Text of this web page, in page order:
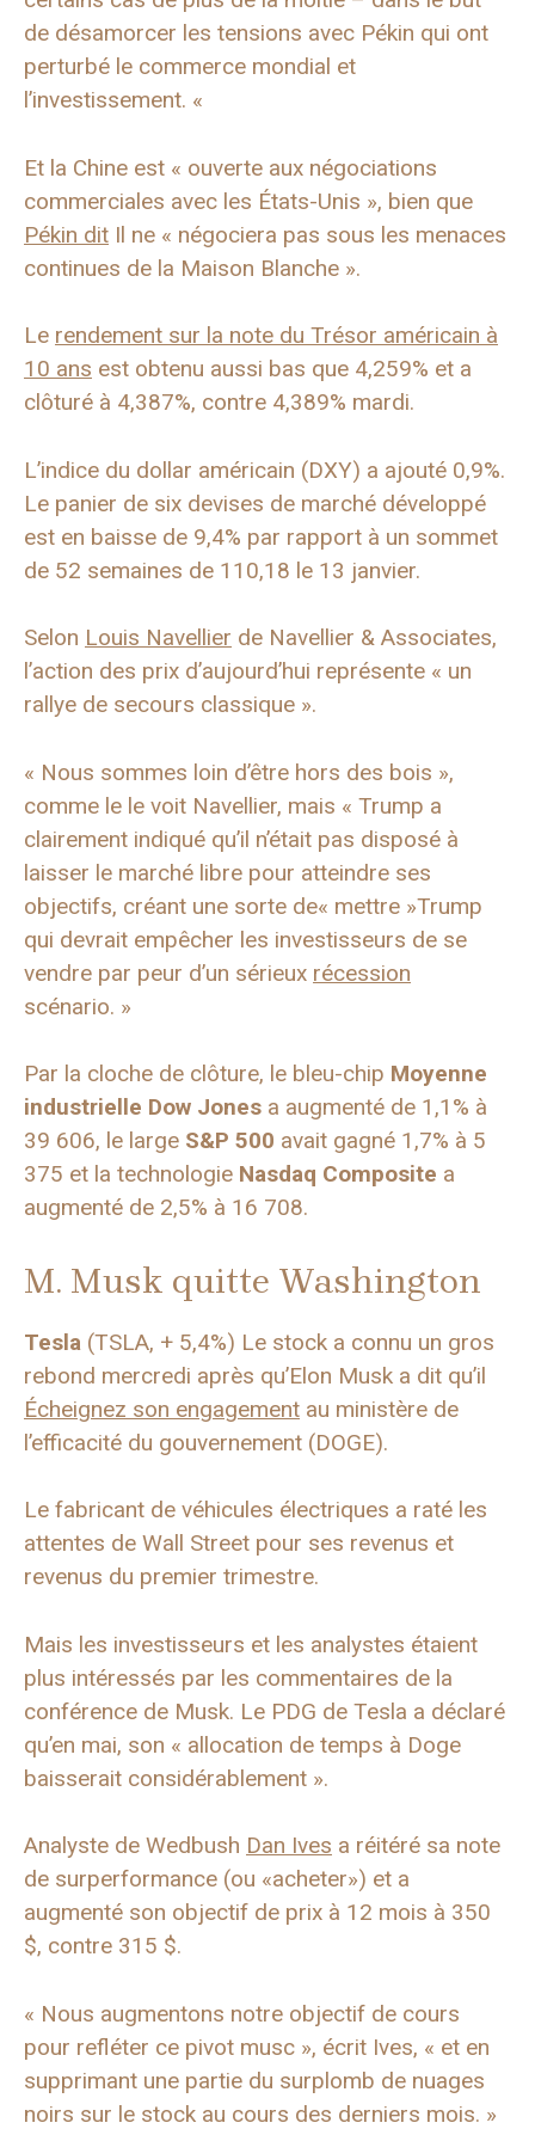
de désamorcer les tensions avec Pékin qui ont
perturbé le commerce mondial et
l’investissement. «
Et la Chine est « ouverte aux négociations
commerciales avec les États-Unis », bien que
Pékin dit Il ne « négociera pas sous les menaces
continues de la Maison Blanche ».
Le rendement sur la note du Trésor américain à
10 ans est obtenu aussi bas que 4,259% et a
clôturé à 4,387%, contre 4,389% mardi.
L’indice du dollar américain (DXY) a ajouté 0,9%.
Le panier de six devises de marché développé
est en baisse de 9,4% par rapport à un sommet
de 52 semaines de 110,18 le 13 janvier.
Selon Louis Navellier de Navellier & Associates,
l’action des prix d’aujourd’hui représente « un
rallye de secours classique ».
« Nous sommes loin d’être hors des bois »,
comme le le voit Navellier, mais « Trump a
clairement indiqué qu’il n’était pas disposé à
laisser le marché libre pour atteindre ses
objectifs, créant une sorte de« mettre »Trump
qui devrait empêcher les investisseurs de se
vendre par peur d’un sérieux récession
scénario. »
Par la cloche de clôture, le bleu-chip Moyenne
industrielle Dow Jones a augmenté de 1,1% à
39 606, le large S&P 500 avait gagné 1,7% à 5
375 et la technologie Nasdaq Composite a
augmenté de 2,5% à 16 708.
M. Musk quitte Washington
Tesla (TSLA, + 5,4%) Le stock a connu un gros
rebond mercredi après qu’Elon Musk a dit qu’il
Écheignez son engagement au ministère de
l’efficacité du gouvernement (DOGE).
Le fabricant de véhicules électriques a raté les
attentes de Wall Street pour ses revenus et
revenus du premier trimestre.
Mais les investisseurs et les analystes étaient
plus intéressés par les commentaires de la
conférence de Musk. Le PDG de Tesla a déclaré
qu’en mai, son « allocation de temps à Doge
baisserait considérablement ».
Analyste de Wedbush Dan Ives a réitéré sa note
de surperformance (ou «acheter») et a
augmenté son objectif de prix à 12 mois à 350
$, contre 315 $.
« Nous augmentons notre objectif de cours
pour refléter ce pivot musc », écrit Ives, « et en
supprimant une partie du surplomb de nuages ​​
noirs sur le stock au cours des derniers mois. »